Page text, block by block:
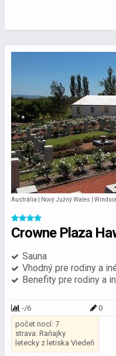
Austrália | Nový Južný Wales |
Crowne Plaza
Sauna
Vhodný pre rodiny a
Benefity pre rodiny a
-/6 0
počet nocí: 7
strava: Raňajky
letecky z letiska Viedeň